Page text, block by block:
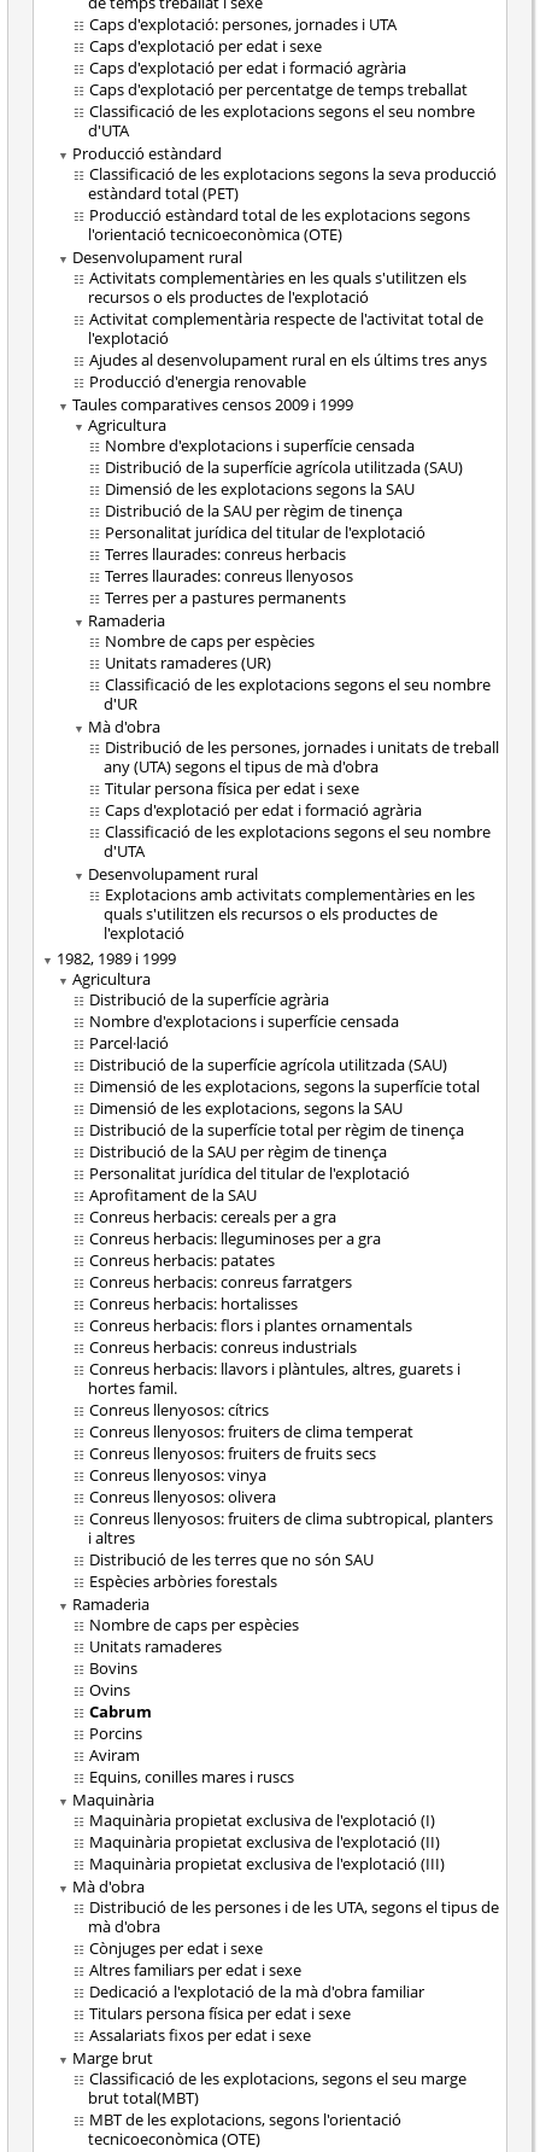
Caps d'explotació: persones, jornades i UTA
Caps d'explotació per edat i sexe
Caps d'explotació per edat i formació agrària
Caps d'explotació per percentatge de temps treballat
Classificació de les explotacions segons el seu nombre
d'UTA
Producció estàndard
Classificació de les explotacions segons la seva producció
estàndard total (PET)
Producció estàndard total de les explotacions segons
l'orientació tecnicoeconòmica (OTE)
Desenvolupament rural
Activitats complementàries en les quals s'utilitzen els
recursos o els productes de l'explotació
Activitat complementària respecte de l'activitat total de
l'explotació
Ajudes al desenvolupament rural en els últims tres anys
Producció d'energia renovable
Taules comparatives censos 2009 i 1999
Agricultura
Nombre d'explotacions i superfície censada
Distribució de la superfície agrícola utilitzada (SAU)
Dimensió de les explotacions segons la SAU
Distribució de la SAU per règim de tinença
Personalitat jurídica del titular de l'explotació
Terres llaurades: conreus herbacis
Terres llaurades: conreus llenyosos
Terres per a pastures permanents
Ramaderia
Nombre de caps per espècies
Unitats ramaderes (UR)
Classificació de les explotacions segons el seu nombre
d'UR
Mà d'obra
Distribució de les persones, jornades i unitats de treball
any (UTA) segons el tipus de mà d'obra
Titular persona física per edat i sexe
Caps d'explotació per edat i formació agrària
Classificació de les explotacions segons el seu nombre
d'UTA
Desenvolupament rural
Explotacions amb activitats complementàries en les
quals s'utilitzen els recursos o els productes de
l'explotació
1982, 1989 i 1999
Agricultura
Distribució de la superfície agrària
Nombre d'explotacions i superfície censada
Parcel·lació
Distribució de la superfície agrícola utilitzada (SAU)
Dimensió de les explotacions, segons la superfície total
Dimensió de les explotacions, segons la SAU
Distribució de la superfície total per règim de tinença
Distribució de la SAU per règim de tinença
Personalitat jurídica del titular de l'explotació
Aprofitament de la SAU
Conreus herbacis: cereals per a gra
Conreus herbacis: lleguminoses per a gra
Conreus herbacis: patates
Conreus herbacis: conreus farratgers
Conreus herbacis: hortalisses
Conreus herbacis: flors i plantes ornamentals
Conreus herbacis: conreus industrials
Conreus herbacis: llavors i plàntules, altres, guarets i
hortes famil.
Conreus llenyosos: cítrics
Conreus llenyosos: fruiters de clima temperat
Conreus llenyosos: fruiters de fruits secs
Conreus llenyosos: vinya
Conreus llenyosos: olivera
Conreus llenyosos: fruiters de clima subtropical, planters
i altres
Distribució de les terres que no són SAU
Espècies arbòries forestals
Ramaderia
Nombre de caps per espècies
Unitats ramaderes
Bovins
Ovins
Cabrum
Porcins
Aviram
Equins, conilles mares i ruscs
Maquinària
Maquinària propietat exclusiva de l'explotació (I)
Maquinària propietat exclusiva de l'explotació (II)
Maquinària propietat exclusiva de l'explotació (III)
Mà d'obra
Distribució de les persones i de les UTA, segons el tipus de
mà d'obra
Cònjuges per edat i sexe
Altres familiars per edat i sexe
Dedicació a l'explotació de la mà d'obra familiar
Titulars persona física per edat i sexe
Assalariats fixos per edat i sexe
Marge brut
Classificació de les explotacions, segons el seu marge
brut total(MBT)
MBT de les explotacions, segons l'orientació
tecnicoeconòmica (OTE)